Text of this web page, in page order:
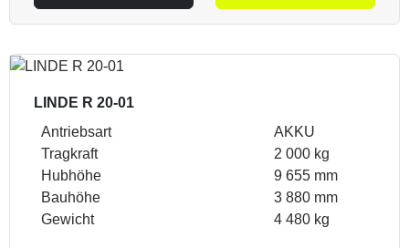
LINDE R 20-01
Antriebsart
AKKU
Tragkraft
2 000 kg
Hubhöhe
9 655 mm
Bauhöhe
3 880 mm
Gewicht
4 480 kg